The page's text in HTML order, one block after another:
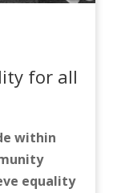
for all
within
equality